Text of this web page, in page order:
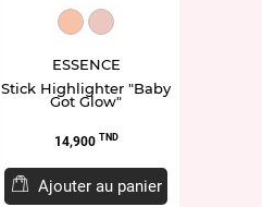
ET954252.10
ET954253.20
ESSENCE
Stick Highlighter "Baby
Got Glow"
Prix
14,900 TND
Ajouter au panier